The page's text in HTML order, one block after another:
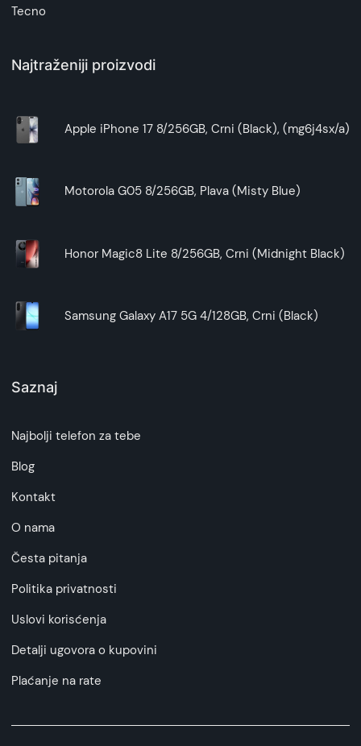
Tecno
Najtraženiji proizvodi
Apple iPhone 17 8/256GB, Crni (Black), (mg6j4sx/a)
Motorola G05 8/256GB, Plava (Misty Blue)
Honor Magic8 Lite 8/256GB, Crni (Midnight Black)
Samsung Galaxy A17 5G 4/128GB, Crni (Black)
Saznaj
Najbolji telefon za tebe
Blog
Kontakt
O nama
Česta pitanja
Politika privatnosti
Uslovi korisćenja
Detalji ugovora o kupovini
Plaćanje na rate